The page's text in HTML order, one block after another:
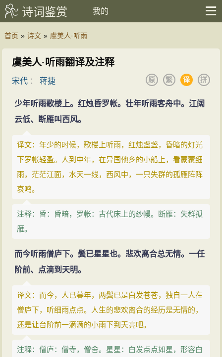
诗词鉴赏 我的
首页 » 诗文 » 虞美人·听雨
虞美人·听雨翻译及注释
宋代 ：蒋捷 拼
译
繁
原
少年听雨歌楼上。红烛昏罗帐。壮年听雨客舟中。江阔
云低、断雁叫西风。
译文：年少的时候，歌楼上听雨，红烛盏盏，昏暗的灯光
下罗帐轻盈。人到中年，在异国他乡的小船上，看蒙蒙细
雨，茫茫江面，水天一线，西风中，一只失群的孤雁阵阵
哀鸣。
注释：昏：昏暗，罗帐：古代床上的纱幔。断雁：失群孤
雁。
而今听雨僧庐下。鬓已星星也。悲欢离合总无情。一任
阶前、点滴到天明。
译文：而今，人已暮年，两鬓已是白发苍苍，独自一人在
僧庐下，听细雨点点。人生的悲欢离合的经历是无情的，
还是让台阶前一滴滴的小雨下到天亮吧。
注释：僧庐：僧寺，僧舍。星星：白发点点如星，形容白